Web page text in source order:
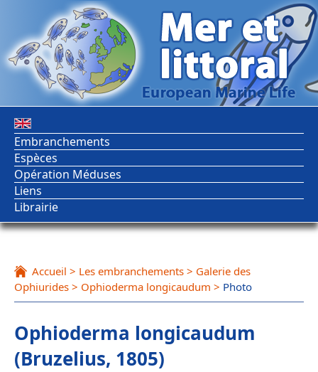
Embranchements
Espèces
Opération Méduses
Liens
Librairie
Accueil > Les embranchements > Galerie des
Ophiurides > Ophioderma longicaudum > Photo
Ophioderma longicaudum
(Bruzelius, 1805)